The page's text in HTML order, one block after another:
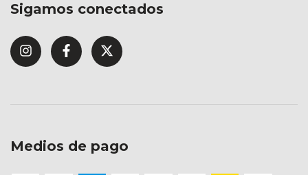
Sigamos conectados
Medios de pago